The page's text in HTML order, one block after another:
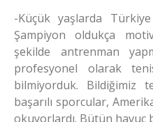
-Küçük yaşlarda Türkiye
Şampiyon oldukça
şekilde antrenman
profesyonel olarak
bilmiyorduk. Bildiğimiz
başarılı sporcular,
okuyorlardı. Bütün havuç